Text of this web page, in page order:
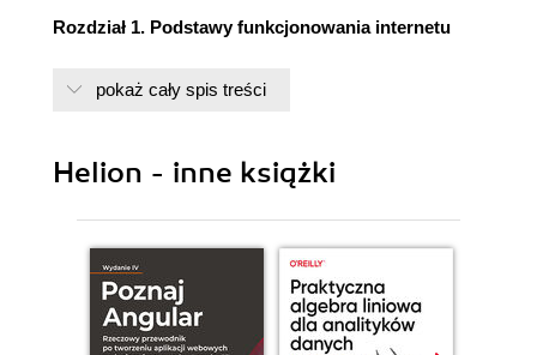
Rozdział 1. Podstawy funkcjonowania internetu
Protokoły transmisji danych (21)
Adresowanie w sieci (24)
Nazwy domen (26)
Porty (28)
Terminologia (30)
Serwery (30)
Węzły (30)
pokaż cały spis treści
Helion - inne książki